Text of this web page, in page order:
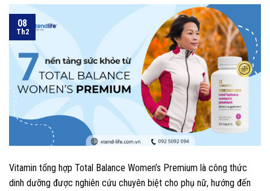
08
Th2
Vitamin tổng hợp Total Balance Women’s Premium là công thức
dinh dưỡng được nghiên cứu chuyên biệt cho phụ nữ, hướng đến